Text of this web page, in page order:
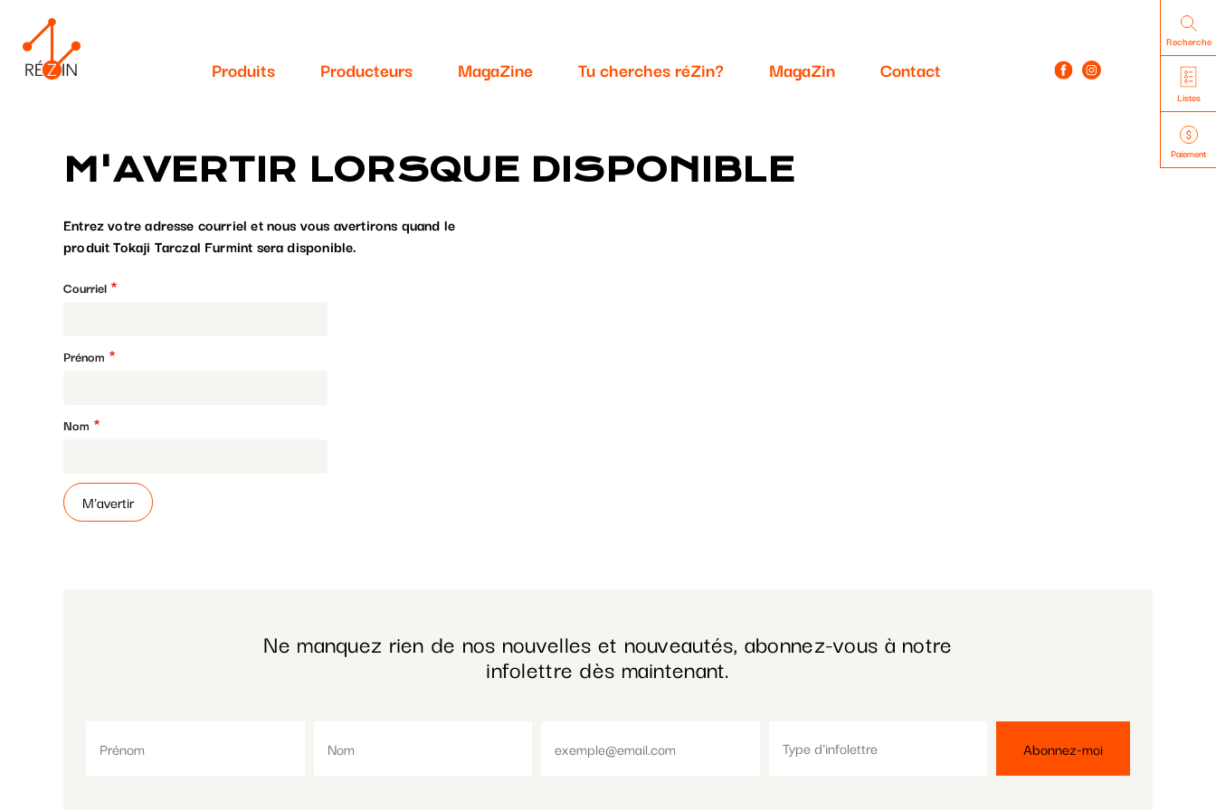
contenu
principal
Produits Producteurs MagaZine Tu cherches réZin? MagaZin Contact
Recherche
Listes
Paiement
M'AVERTIR LORSQUE DISPONIBLE
Entrez votre adresse courriel et nous vous avertirons quand le
produit Tokaji Tarczal Furmint sera disponible.
Courriel
Prénom
Nom
Ne manquez rien de nos nouvelles et nouveautés, abonnez-vous à notre
infolettre dès maintenant.